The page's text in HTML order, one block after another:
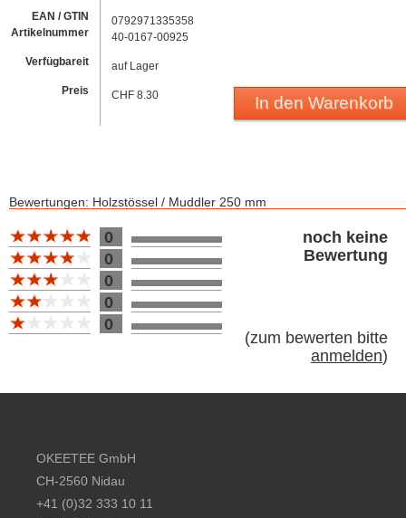
EAN / GTIN
Artikelnummer
0792971335358
40-0167-00925
Verfügbareit
auf Lager
Preis
CHF 8.30 In den Warenkorb
Bewertungen: Holzstössel / Muddler 250 mm
Bewertung 100
0
0
0
0
noch keine
Bewertung
(zum bewerten bitte
anmelden)
OKEETEE GmbH
CH-2560 Nidau
+41 (0)32 333 10 11